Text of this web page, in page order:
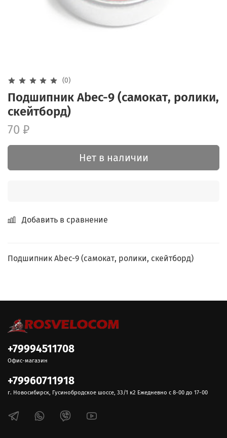
(0)
Подшипник Abec-9 (самокат, ролики,
скейтборд)
70 ₽
Нет в наличии
Добавить в сравнение
Подшипник Abec-9 (самокат, ролики, скейтборд)
+79994511708
Офис-магазин
+79960711918
г. Новосибирск, Гусинобродское шоссе, 33/1 к2 Ежедневно с 8-00 до 17-00